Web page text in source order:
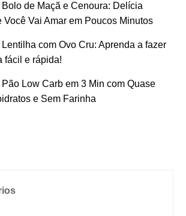
Bolo de Maçã e Cenoura: Delícia
Você Vai Amar em Poucos Minutos
com Ovo Cru: Aprenda a fazer
fácil e rápida!
Low Carb em 3 Min com Quase
e Sem Farinha